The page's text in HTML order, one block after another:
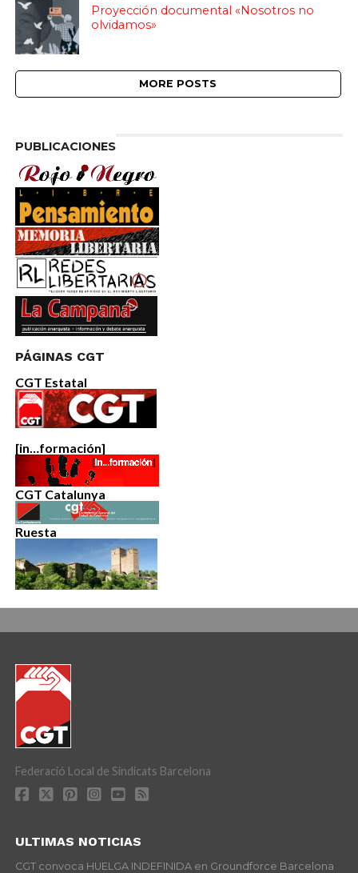
Proyección documental «Nosotros no
olvidamos»
MORE POSTS
PUBLICACIONES
PÁGINAS CGT
CGT Estatal
[in…formación]
CGT Catalunya
Ruesta
Federació Local de Sindicats Barcelona
ULTIMAS NOTICIAS
CGT convoca HUELGA INDEFINIDA en Groundforce Barcelona